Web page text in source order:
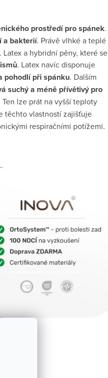
prostředí pro spánek.
a bakterií. Právě vlhké a teplé
a hybridní pěny, které se
. Latex navíc disponuje
pohodlí při spánku. Dalším
suchý a méně přívětivý pro
lze prát na vyšší teploty
těchto vlastností zajišťuje
respiračními potížemi.